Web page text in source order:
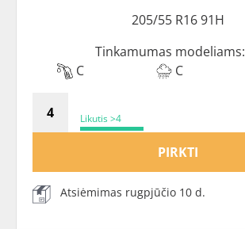
205/55 R16 91H
Tinkamumas modeliams:
C
C
Likutis >4
PIRKTI
Atsiėmimas rugpjūčio 10 d.